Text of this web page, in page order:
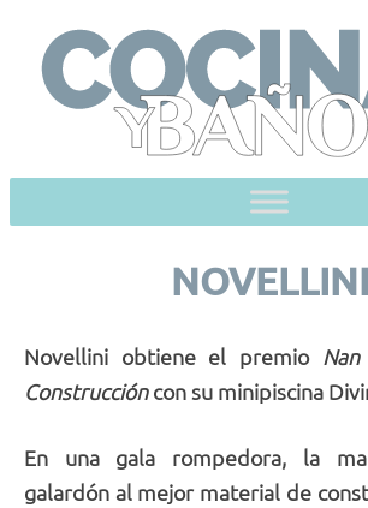
content
NOVELLINI
Novellini obtiene el premio
Construccióncon su minipiscina
En una gala rompedora, la
galardón al mejor material de